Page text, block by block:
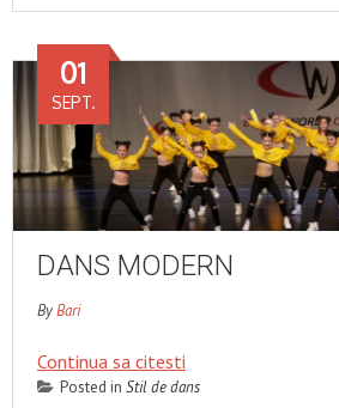
DANS MODERN
01
SEPT.
ByBari
Continua sa citesti
Posted in Stil de dans